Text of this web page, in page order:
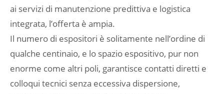
ai servizi di manutenzione predittiva e logistica
integrata, l’offerta è ampia.
Il numero di espositori è solitamente nell’ordine di
qualche centinaio, e lo spazio espositivo, pur non
enorme come altri poli, garantisce contatti diretti e
colloqui tecnici senza eccessiva dispersione,